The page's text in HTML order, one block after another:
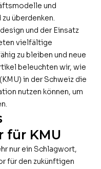
und
überdenken.
und der Einsatz
vielfältige
zu bleiben und neue
beleuchten wir, wie
in der Schweiz die
nutzen können, um
für KMU
nur ein Schlagwort,
für den zukünftigen